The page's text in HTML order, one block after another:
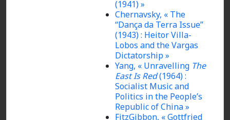
(1941) »
Chernavsky, « The
“Dança da Terra Issue”
(1943) : Heitor Villa-
Lobos and the Vargas
Dictatorship »
Yang, « Unravelling The
East Is Red(1964) :
Socialist Music and
Politics in the People’s
Republic of China »
FitzGibbon, « Gottfried